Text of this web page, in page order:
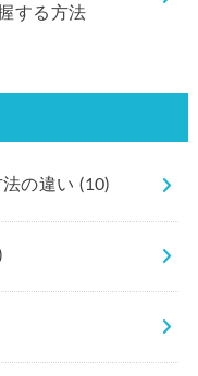
する方法
法の違い(10)